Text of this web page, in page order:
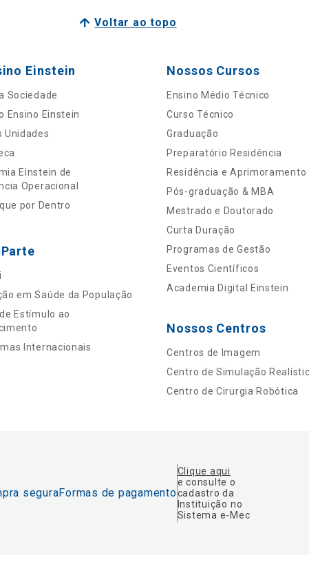
Voltar ao topo
Einstein
Sociedade
Ensino Einstein
Unidades
Einstein de
Operacional
por Dentro
em Saúde da População
Estímulo ao
Internacionais
Nossos Cursos
Ensino Médio Técnico
Curso Técnico
Graduação
Preparatório Residência
Residência e Aprimoramento
Pós-graduação & MBA
Mestrado e Doutorado
Curta Duração
Programas de Gestão
Eventos Científicos
Academia Digital Einstein
Nossos Centros
Centros de Imagem
Centro de Simulação
Centro de Cirurgia Robótica
seguraFormas de pagamento
Clique aqui
e consulte o
cadastro da
Instituição no
Sistema e-Mec